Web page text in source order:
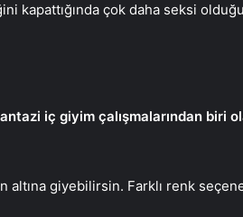
kapattığında çok daha seksi
iç giyim çalışmalarından biri
altına giyebilirsin. Farklı renk